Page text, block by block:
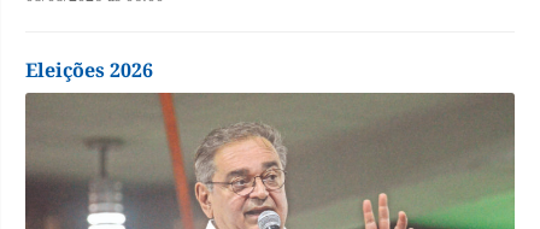
Eleições 2026